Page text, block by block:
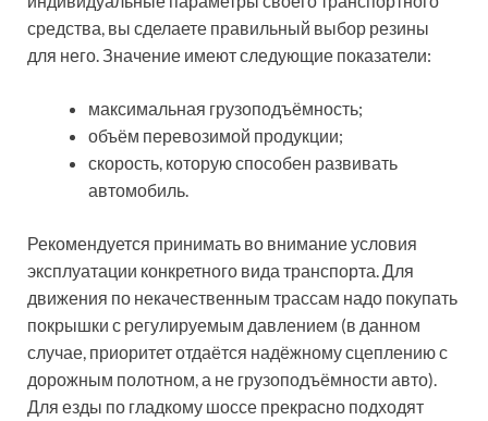
средства, вы сделаете правильный выбор резины
для него. Значение имеют следующие показатели:
максимальная грузоподъёмность;
объём перевозимой продукции;
скорость, которую способен развивать
автомобиль.
Рекомендуется принимать во внимание условия
эксплуатации конкретного вида транспорта. Для
движения по некачественным трассам надо покупать
покрышки с регулируемым давлением (в данном
случае, приоритет отдаётся надёжному сцеплению с
дорожным полотном, а не грузоподъёмности авто).
Для езды по гладкому шоссе прекрасно подходят